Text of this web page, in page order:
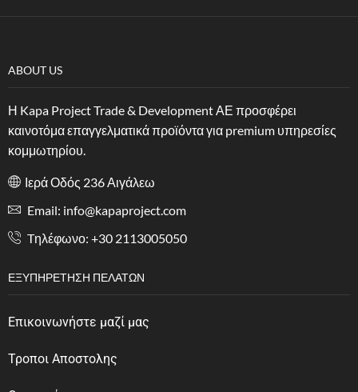
ABOUT US
Η Kapa Project Trade & Development ΑΕ προσφέρει
καινοτόμα επαγγελματικά προϊόντα για premium υπηρεσίες
κομμωτηρίου.
Ιερά Οδός 236 Αιγάλεω
Email: info@kapaproject.com
Tηλέφωνο: +30 2113005050
ΕΞΥΠΗΡΈΤΗΣΗ ΠΕΛΑΤΏΝ
Επικοινωνήστε μαζί μας
Τροποι Αποστολης